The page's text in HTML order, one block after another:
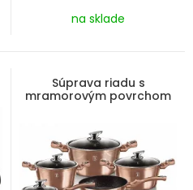
na sklade
Súprava riadu s
mramorovým povrchom